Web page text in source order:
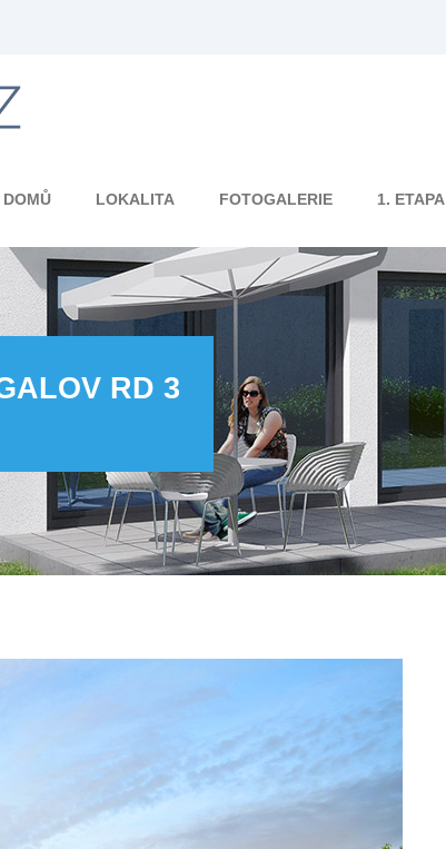
LOKALITA FOTOGALERIE 1. ETAPA
RD 3